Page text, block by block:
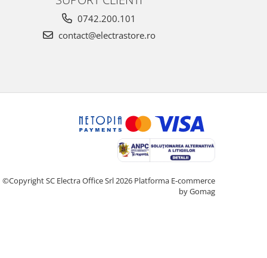
0742.200.101
contact@electrastore.ro
©Copyright SC Electra Office Srl 2026 Platforma E-commerce
by Gomag